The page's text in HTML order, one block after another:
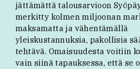
jättämättä talousarvioon
merkitty kolmen miljoonan
maksamatta ja vähentämällä
yleiskustannuksia, pakollisia
tehtävä. Omaisuudesta voitiin
vain siinä tapauksessa, että se